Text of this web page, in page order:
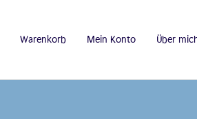
Warenkorb Mein Konto Über